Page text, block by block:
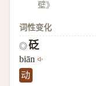
壁》
词性变化
◎ 砭
biān
动